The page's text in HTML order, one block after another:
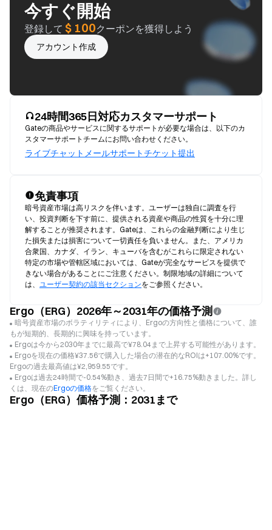
今すぐ開始
登録して $ 100クーポンを獲得しよう
アカウント作成
24時間365日対応カスタマーサポート
Gateの商品やサービスに関するサポートが必要な場合は、以下のカ
スタマーサポートチームにお問い合わせください。
ライブチャット メールサポートチケット提出
免責事項
暗号資産市場は高リスクを伴います。ユーザーは独自に調査を行
い、投資判断を下す前に、提供される資産や商品の性質を十分に理
解することが推奨されます。Gateは、これらの金融判断により生じ
た損失または損害について一切責任を負いません。また、アメリカ
合衆国、カナダ、イラン、キューバを含むがこれらに限定されない
特定の市場や管轄区域においては、Gateが完全なサービスを提供で
きない場合があることにご注意ください。制限地域の詳細について
は、 ユーザー契約の該当セクションをご参照ください。
Ergo（ERG）2026年～2031年の価格予測
暗号資産市場のボラティリティにより、Ergoの方向性と価格について、誰
もが短期的、長期的に興味を持っています。
Ergoは今から2030年までに最高で¥78.04まで上昇する可能性があります。
Ergoを現在の価格¥37.56で購入した場合の潜在的なROIは+107.00%です。
Ergoの過去最高値は¥2,959.55です。
Ergoは過去24時間で-0.54%動き、過去7日間で+16.75%動きました。詳し
くは、現在のErgoの価格をご覧ください。
Ergo（ERG）価格予測：2031まで